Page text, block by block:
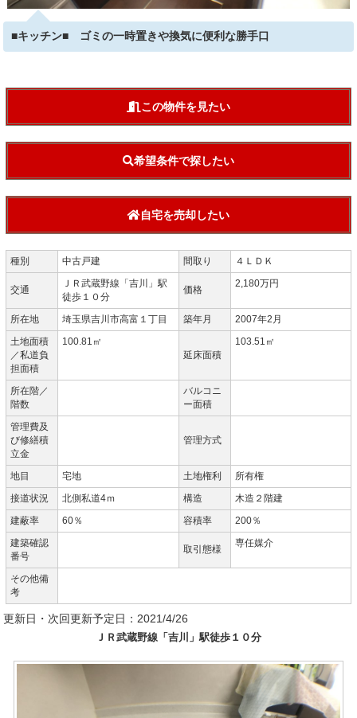
■キッチン■ ゴミの一時置きや換気に便利な勝手口
この物件を見たい
希望条件で探したい
自宅を売却したい
種別 中古戸建 間取り ４ＬＤＫ
交通
ＪＲ武蔵野線「吉川」駅
徒歩１０分
価格
2,180万円
所在地 埼玉県吉川市高富１丁目 築年月
2007年2月
土地面積
／私道負
担面積
100.81㎡
延床面積
103.51㎡
所在階／
階数
バルコニ
ー面積
管理費及
び修繕積
立金
管理方式
地目 宅地 土地権利
所有権
接道状況
北側私道4ｍ 構造
木造２階建
建蔽率
60％ 容積率
200％
建築確認
番号
取引態様
専任媒介
その他備
考
更新日・次回更新予定日：2021/4/26
ＪＲ武蔵野線「吉川」駅徒歩１０分